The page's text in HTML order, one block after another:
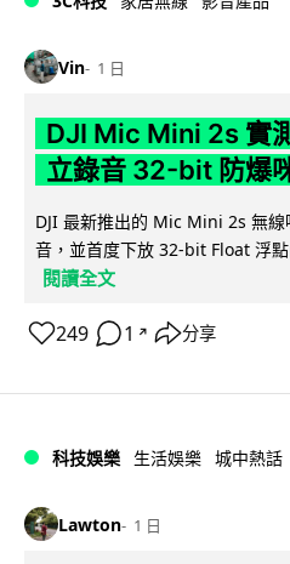
Vin 1 日
DJI Mic Mini 2s 實
立錄音 32-bit 防爆
DJI 最新推出的 Mic Mini 2s 無
音，並首度下放 32-bit Float 浮
閱讀全文
249 1 ↗ 分享
科技娛樂 生活娛樂 城中熱話
Lawton 1 日